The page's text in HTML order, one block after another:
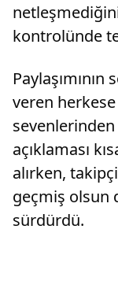
kontrolünde
veren
sevenlerinden
açıklaması
alırken,
geçmiş olsun
sürdürdü.